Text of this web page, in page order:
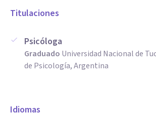
Titulaciones
Psicóloga
Graduado Universidad Nacional de
de Psicología, Argentina
Idiomas